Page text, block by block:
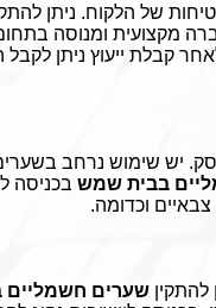
של הלקוח. ניתן
מקצועית ומנוסה בתחום
קבלת ייעוץ ניתן
יש שימוש נרחב
בבית שמש בכניסה
וכדומה.
להתקיןשערים